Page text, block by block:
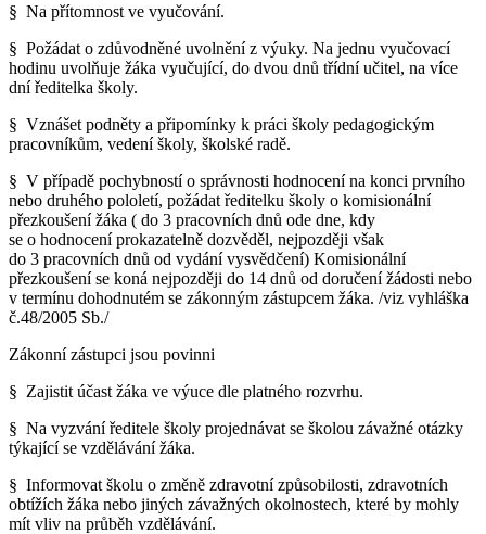
§ Na přítomnost ve vyučování.
§ Požádat o zdůvodněné uvolnění z výuky. Na jednu vyučovací
hodinu uvolňuje žáka vyučující, do dvou dnů třídní učitel, na více
dní ředitelka školy.
§ Vznášet podněty a připomínky k práci školy pedagogickým
pracovníkům, vedení školy, školské radě.
§ V případě pochybností o správnosti hodnocení na konci prvního
nebo druhého pololetí, požádat ředitelku školy o komisionální
přezkoušení žáka ( do 3 pracovních dnů ode dne, kdy
se o hodnocení prokazatelně dozvěděl, nejpozději však
do 3 pracovních dnů od vydání vysvědčení) Komisionální
přezkoušení se koná nejpozději do 14 dnů od doručení žádosti nebo
v termínu dohodnutém se zákonným zástupcem žáka. /viz vyhláška
č.48/2005 Sb./
Zákonní zástupci jsou povinni
§ Zajistit účast žáka ve výuce dle platného rozvrhu.
§ Na vyzvání ředitele školy projednávat se školou závažné otázky
týkající se vzdělávání žáka.
§ Informovat školu o změně zdravotní způsobilosti, zdravotních
obtížích žáka nebo jiných závažných okolnostech, které by mohly
mít vliv na průběh vzdělávání.